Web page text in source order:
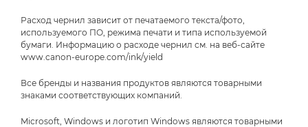
Расход чернил зависит от печатаемого текста/фото,
используемого ПО, режима печати и типа используемой
бумаги. Информацию о расходе чернил см. на веб-сайте
www.canon-europe.com/ink/yield
Все бренды и названия продуктов являются товарными
знаками соответствующих компаний.
Microsoft, Windows и логотип Windows являются товарными